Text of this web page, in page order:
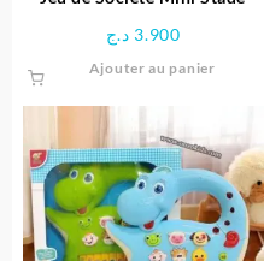
3.900 د.ج
Ajouter au panier